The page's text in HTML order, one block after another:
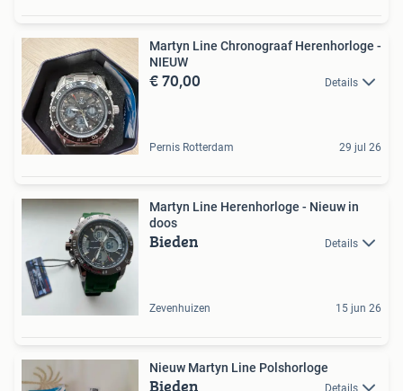
Martyn Line Chronograaf Herenhorloge -
NIEUW
€ 70,00 Details
Pernis Rotterdam 29 jul 26
Martyn Line Herenhorloge - Nieuw in
doos
Bieden Details
Zevenhuizen 15 jun 26
Nieuw Martyn Line Polshorloge
Bieden Details